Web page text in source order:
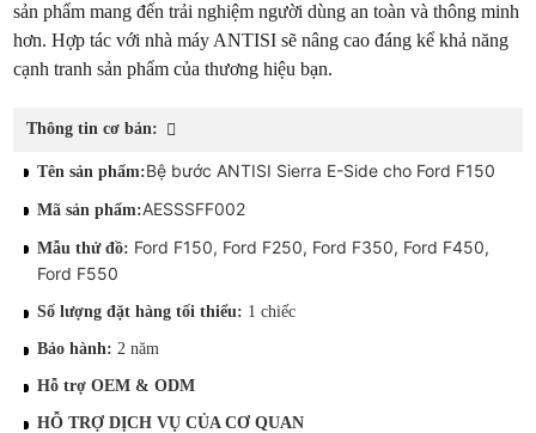
sản phẩm mang đến trải nghiệm người dùng an toàn và thông minh
hơn. Hợp tác với nhà máy ANTISI sẽ nâng cao đáng kể khả năng
cạnh tranh sản phẩm của thương hiệu bạn.
Thông tin cơ bản:
Tên sản phẩm:Bệ bước ANTISI Sierra E-Side cho Ford F150
Mã sản phẩm:AESSSFF002
Mẫu thử đồ: Ford F150, Ford F250, Ford F350, Ford F450,
Ford F550
Số lượng đặt hàng tối thiểu: 1 chiếc
Bảo hành: 2 năm
Hỗ trợ OEM & ODM
HỖ TRỢ DỊCH VỤ CỦA CƠ QUAN